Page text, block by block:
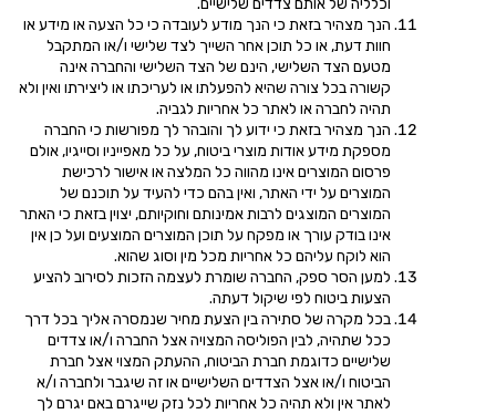
וכלליה של אותם צדדים שלישיים.
הנך מצהיר בזאת כי הנך מודע לעובדה כי כל הצעה או מידע או
חוות דעת, או כל תוכן אחר השייך לצד שלישי ו/או המתקבל
מטעם הצד השלישי, הינם של הצד השלישי והחברה אינה
קשורה בכל צורה שהיא להפעלתו או לעריכתו או ליצירתו ואין ולא
תהיה לחברה או לאתר כל אחריות לגביה.
הנך מצהיר בזאת כי ידוע לך והובהר לך מפורשות כי החברה
מספקת מידע אודות מוצרי ביטוח, על כל מאפייניו וסייגיו, אולם
פרסום המוצרים אינו מהווה כל המלצה או אישור לרכישת
המוצרים על ידי האתר, ואין בהם כדי להעיד על תוכנם של
המוצרים המוצגים לרבות אמינותם וחוקיותם, יצוין בזאת כי האתר
אינו בודק עורך או מפקח על תוכן המוצרים המוצעים ועל כן אין
הוא לוקח עליהם כל אחריות מכל מין וסוג שהוא.
למען הסר ספק, החברה שומרת לעצמה הזכות לסירוב להציע
הצעות ביטוח לפי שיקול דעתה.
בכל מקרה של סתירה בין הצעת מחיר שנמסרה אליך בכל דרך
ככל שתהיה, לבין הפוליסה המצויה אצל החברה ו/או צדדים
שלישיים כדוגמת חברת הביטוח, ההעתק המצוי אצל חברת
הביטוח ו/או אצל הצדדים השלישיים או זה שיגבר ולחברה ו/א
לאתר אין ולא תהיה כל אחריות לכל נזק שייגרם באם יגרם לך